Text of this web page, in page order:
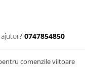
0747854850
comenzile viitoare